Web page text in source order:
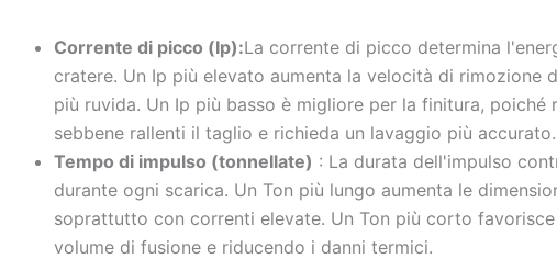
Corrente di picco (Ip):La corrente di picco determina
cratere. Un Ip più elevato aumenta la velocità di rimozione
più ruvida. Un Ip più basso è migliore per la finitura,
sebbene rallenti il taglio e richieda un lavaggio più accurato.
Tempo di impulso (tonnellate) : La durata dell'impulso
durante ogni scarica. Un Ton più lungo aumenta le
soprattutto con correnti elevate. Un Ton più corto
volume di fusione e riducendo i danni termici.